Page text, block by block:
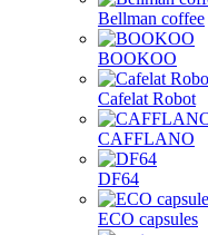
Bellman coffee
BOOKOO
Cafelat Robot
CAFFLANO
DF64
ECO capsules